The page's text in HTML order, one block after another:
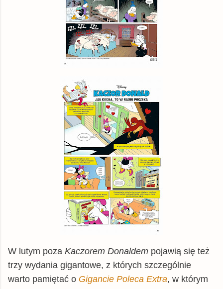
W lutym poza Kaczorem Donaldem pojawią się też
trzy wydania gigantowe, z których szczególnie
warto pamiętać o Gigancie Poleca Extra, w którym